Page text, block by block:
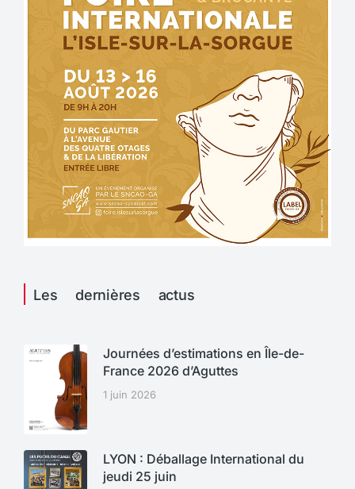
Les dernières actus
Journées d’estimations en Île-de-
France 2026 d’Aguttes
1 juin 2026
LYON : Déballage International du
jeudi 25 juin